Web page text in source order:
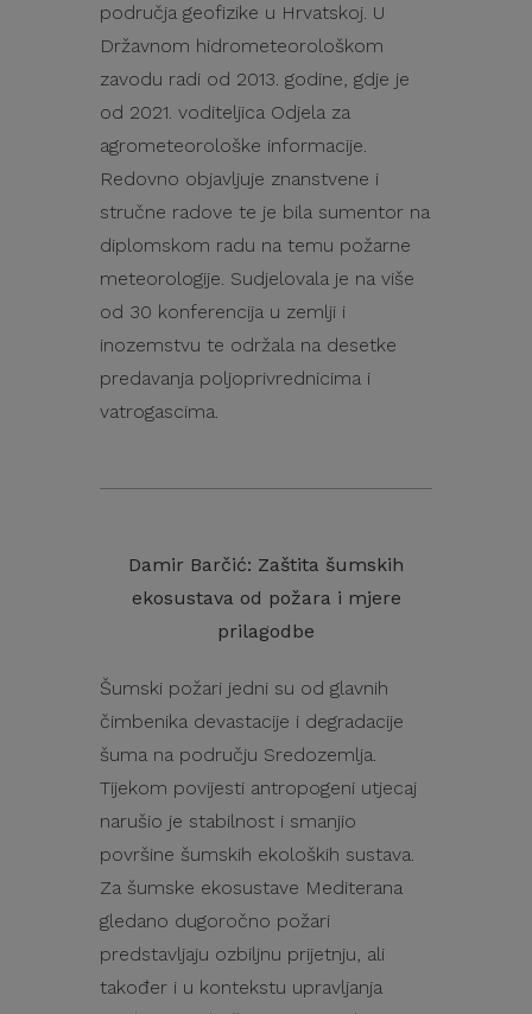
područja geofizike u Hrvatskoj. U
Državnom hidrometeorološkom
zavodu radi od 2013. godine, gdje je
od 2021. voditeljica Odjela za
agrometeorološke informacije.
Redovno objavljuje znanstvene i
stručne radove te je bila sumentor na
diplomskom radu na temu požarne
meteorologije. Sudjelovala je na više
od 30 konferencija u zemlji i
inozemstvu te održala na desetke
predavanja poljoprivrednicima i
vatrogascima.
Damir Barčić: Zaštita šumskih
ekosustava od požara i mjere
prilagodbe
Šumski požari jedni su od glavnih
čimbenika devastacije i degradacije
šuma na području Sredozemlja.
Tijekom povijesti antropogeni utjecaj
narušio je stabilnost i smanjio
površine šumskih ekoloških sustava.
Za šumske ekosustave Mediterana
gledano dugoročno požari
predstavljaju ozbiljnu prijetnju, ali
također i u kontekstu upravljanja